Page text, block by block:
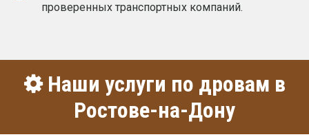
проверенных транспортных компаний.
Наши услуги по дровам в
Ростове-на-Дону